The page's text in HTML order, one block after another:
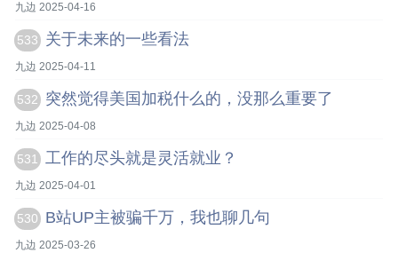
九边 2025-04-16
533 关于未来的一些看法
九边 2025-04-11
532 突然觉得美国加税什么的，没那么重要了
九边 2025-04-08
531 工作的尽头就是灵活就业？
九边 2025-04-01
530 B站UP主被骗千万，我也聊几句
九边 2025-03-26